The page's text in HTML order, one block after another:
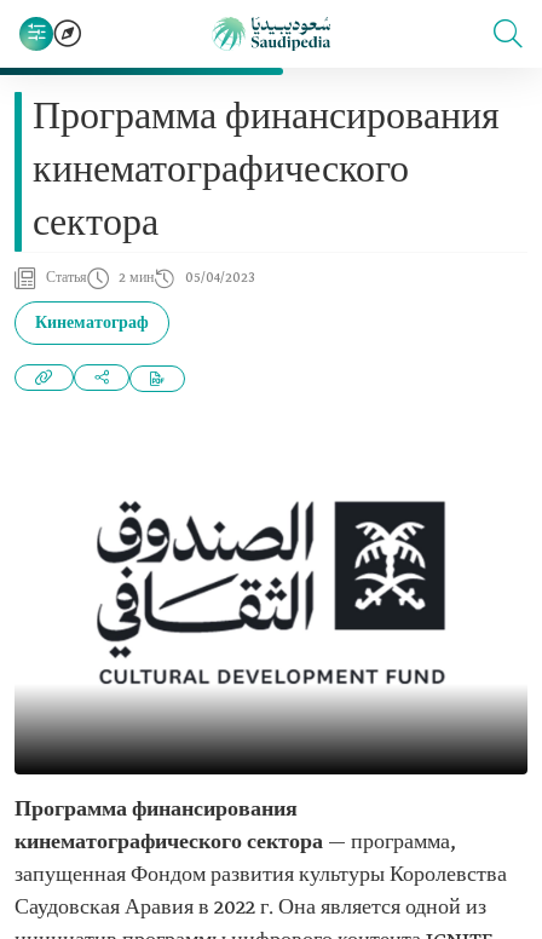
Программа финансирования
кинематографического
сектора
Статья 2 мин 05/04/2023
Кинематограф
Программа финансирования
кинематографического сектора — программа,
запущенная Фондом развития культуры Королевства
Саудовская Аравия в 2022 г. Она является одной из